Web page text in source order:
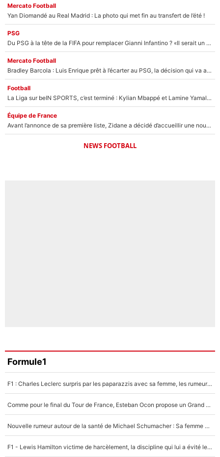
Mercato Football
Yan Diomandé au Real Madrid : La photo qui met fin au transfert de l’été !
PSG
Du PSG à la tête de la FIFA pour remplacer Gianni Infantino ? «Il serait un mauvais président», le patron de la Liga s'attaque à Nasser Al-Khelaïfi !
Mercato Football
Bradley Barcola : Luis Enrique prêt à l’écarter au PSG, la décision qui va accélérer son transfert à Liverpool ?
Football
La Liga sur beIN SPORTS, c’est terminé : Kylian Mbappé et Lamine Yamal changent de chaîne, «le moment était venu d'ouvrir un nouveau chapitre»
Équipe de France
Avant l’annonce de sa première liste, Zidane a décidé d’accueillir une nouvelle tête en équipe de France
NEWS FOOTBALL
Formule1
F1 : Charles Leclerc surpris par les paparazzis avec sa femme, les rumeurs étaient vraies !
Comme pour le final du Tour de France, Esteban Ocon propose un Grand Prix de Formule 1 à Paris : «Autour de l’Arc de Triomphe, ce serait génial» !
Nouvelle rumeur autour de la santé de Michael Schumacher : Sa femme Corinna sort du silence
F1 - Lewis Hamilton victime de harcèlement, la discipline qui lui a évité le pire : «J'aurais probablement mal tourné»